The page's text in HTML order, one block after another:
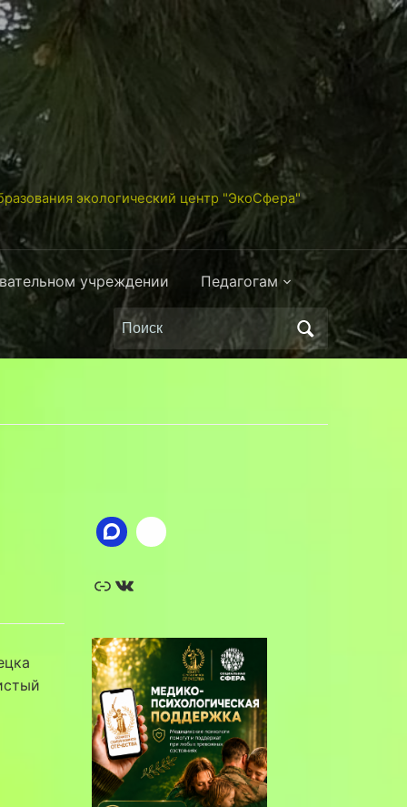
экологический центр "ЭкоСфера"
учреждении Педагогам
Поиск
по:
Ссылка